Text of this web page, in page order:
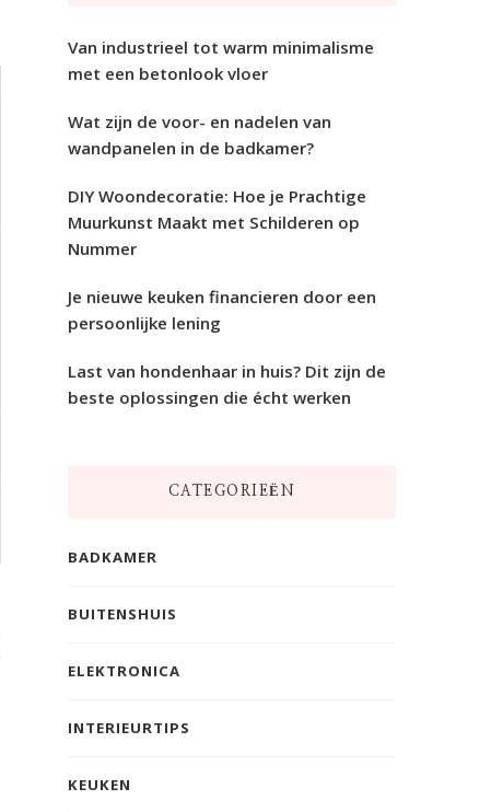
Van industrieel tot warm minimalisme
met een betonlook vloer
Wat zijn de voor- en nadelen van
wandpanelen in de badkamer?
DIY Woondecoratie: Hoe je Prachtige
Muurkunst Maakt met Schilderen op
Nummer
Je nieuwe keuken financieren door een
persoonlijke lening
Last van hondenhaar in huis? Dit zijn de
beste oplossingen die écht werken
CATEGORIEËN
BADKAMER
BUITENSHUIS
ELEKTRONICA
INTERIEURTIPS
KEUKEN